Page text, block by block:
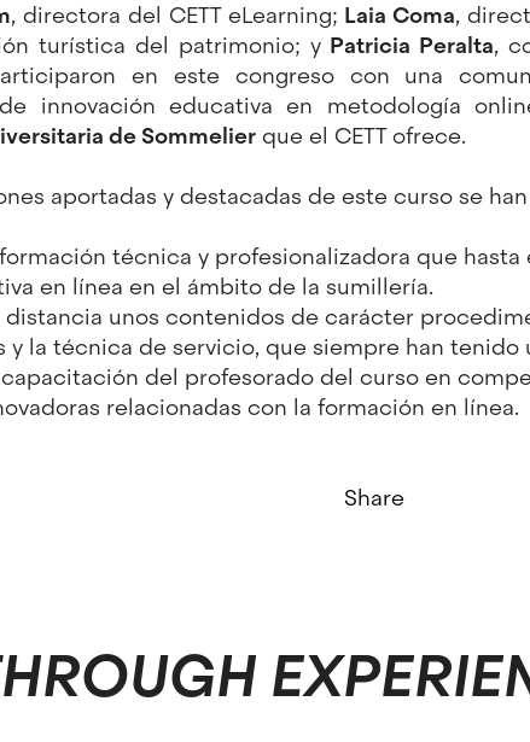
, directora del CETT eLearning; Laia Coma,
turística del patrimonio; y Patricia Peralta,
en este congreso con una
innovación educativa en metodología
de Sommelierque el CETT ofrece.
aportadas y destacadas de este curso se
técnica y profesionalizadora que
en línea en el ámbito de la sumillería.
distancia unos contenidos de carácter
y la técnica de servicio, que siempre han tenido
del profesorado del curso en
relacionadas con la formación en línea.
Share